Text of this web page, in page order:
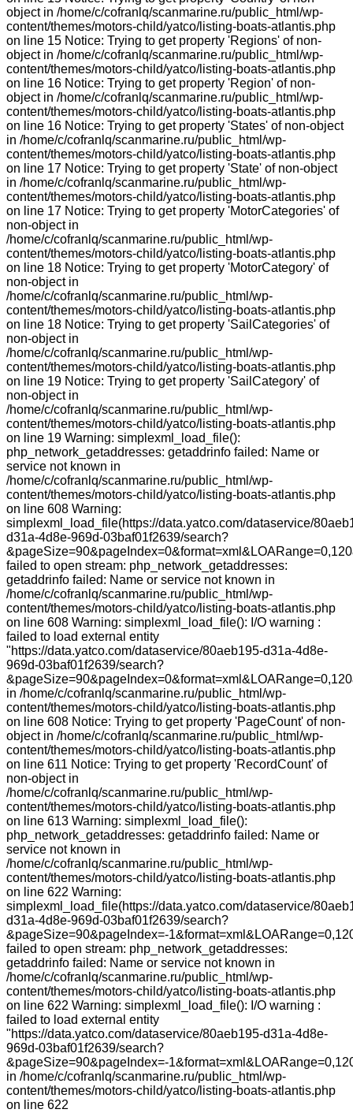
object in /home/c/cofranlq/scanmarine.ru/public_html/wp-
content/themes/motors-child/yatco/listing-boats-atlantis.php
on line 15 Notice: Trying to get property 'Regions' of non-
object in /home/c/cofranlq/scanmarine.ru/public_html/wp-
content/themes/motors-child/yatco/listing-boats-atlantis.php
on line 16 Notice: Trying to get property 'Region' of non-
object in /home/c/cofranlq/scanmarine.ru/public_html/wp-
content/themes/motors-child/yatco/listing-boats-atlantis.php
on line 16 Notice: Trying to get property 'States' of non-object
in /home/c/cofranlq/scanmarine.ru/public_html/wp-
content/themes/motors-child/yatco/listing-boats-atlantis.php
on line 17 Notice: Trying to get property 'State' of non-object
in /home/c/cofranlq/scanmarine.ru/public_html/wp-
content/themes/motors-child/yatco/listing-boats-atlantis.php
on line 17 Notice: Trying to get property 'MotorCategories' of
non-object in
/home/c/cofranlq/scanmarine.ru/public_html/wp-
content/themes/motors-child/yatco/listing-boats-atlantis.php
on line 18 Notice: Trying to get property 'MotorCategory' of
non-object in
/home/c/cofranlq/scanmarine.ru/public_html/wp-
content/themes/motors-child/yatco/listing-boats-atlantis.php
on line 18 Notice: Trying to get property 'SailCategories' of
non-object in
/home/c/cofranlq/scanmarine.ru/public_html/wp-
content/themes/motors-child/yatco/listing-boats-atlantis.php
on line 19 Notice: Trying to get property 'SailCategory' of
non-object in
/home/c/cofranlq/scanmarine.ru/public_html/wp-
content/themes/motors-child/yatco/listing-boats-atlantis.php
on line 19 Warning: simplexml_load_file():
php_network_getaddresses: getaddrinfo failed: Name or
service not known in
/home/c/cofranlq/scanmarine.ru/public_html/wp-
content/themes/motors-child/yatco/listing-boats-atlantis.php
on line 608 Warning:
simplexml_load_file(https://data.yatco.com/dataservice/
d31a-4d8e-969d-03baf01f2639/search?
failed to open stream: php_network_getaddresses:
getaddrinfo failed: Name or service not known in
/home/c/cofranlq/scanmarine.ru/public_html/wp-
content/themes/motors-child/yatco/listing-boats-atlantis.php
on line 608 Warning: simplexml_load_file(): I/O warning :
failed to load external entity
"https://data.yatco.com/dataservice/80aeb195-d31a-4d8e-
969d-03baf01f2639/search?
in /home/c/cofranlq/scanmarine.ru/public_html/wp-
content/themes/motors-child/yatco/listing-boats-atlantis.php
on line 608 Notice: Trying to get property 'PageCount' of non-
object in /home/c/cofranlq/scanmarine.ru/public_html/wp-
content/themes/motors-child/yatco/listing-boats-atlantis.php
on line 611 Notice: Trying to get property 'RecordCount' of
non-object in
/home/c/cofranlq/scanmarine.ru/public_html/wp-
content/themes/motors-child/yatco/listing-boats-atlantis.php
on line 613 Warning: simplexml_load_file():
php_network_getaddresses: getaddrinfo failed: Name or
service not known in
/home/c/cofranlq/scanmarine.ru/public_html/wp-
content/themes/motors-child/yatco/listing-boats-atlantis.php
on line 622 Warning:
simplexml_load_file(https://data.yatco.com/dataservice/
d31a-4d8e-969d-03baf01f2639/search?
&pageSize=90&pageIndex=-
failed to open stream: php_network_getaddresses:
getaddrinfo failed: Name or service not known in
/home/c/cofranlq/scanmarine.ru/public_html/wp-
content/themes/motors-child/yatco/listing-boats-atlantis.php
on line 622 Warning: simplexml_load_file(): I/O warning :
failed to load external entity
"https://data.yatco.com/dataservice/80aeb195-d31a-4d8e-
969d-03baf01f2639/search?
&pageSize=90&pageIndex=-
in /home/c/cofranlq/scanmarine.ru/public_html/wp-
content/themes/motors-child/yatco/listing-boats-atlantis.php
on line 622